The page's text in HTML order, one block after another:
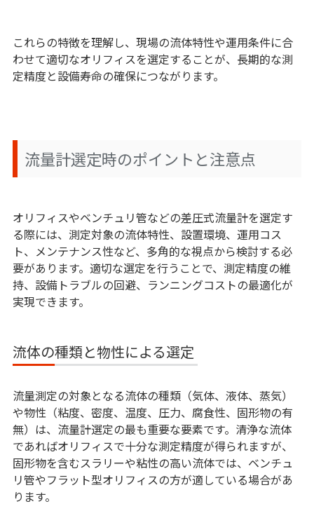
これらの特徴を理解し、現場の流体特性や運用条件に合
わせて適切なオリフィスを選定することが、長期的な測
定精度と設備寿命の確保につながります。
流量計選定時のポイントと注意点
オリフィスやベンチュリ管などの差圧式流量計を選定す
る際には、測定対象の流体特性、設置環境、運用コス
ト、メンテナンス性など、多角的な視点から検討する必
要があります。適切な選定を行うことで、測定精度の維
持、設備トラブルの回避、ランニングコストの最適化が
実現できます。
流体の種類と物性による選定
流量測定の対象となる流体の種類（気体、液体、蒸気）
や物性（粘度、密度、温度、圧力、腐食性、固形物の有
無）は、流量計選定の最も重要な要素です。清浄な流体
であればオリフィスで十分な測定精度が得られますが、
固形物を含むスラリーや粘性の高い流体では、ベンチュ
リ管やフラット型オリフィスの方が適している場合があ
ります。